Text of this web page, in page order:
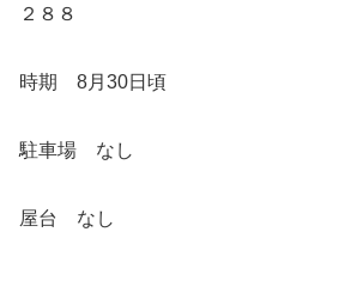
２８８
時期 8月30日頃
駐車場 なし
屋台 なし